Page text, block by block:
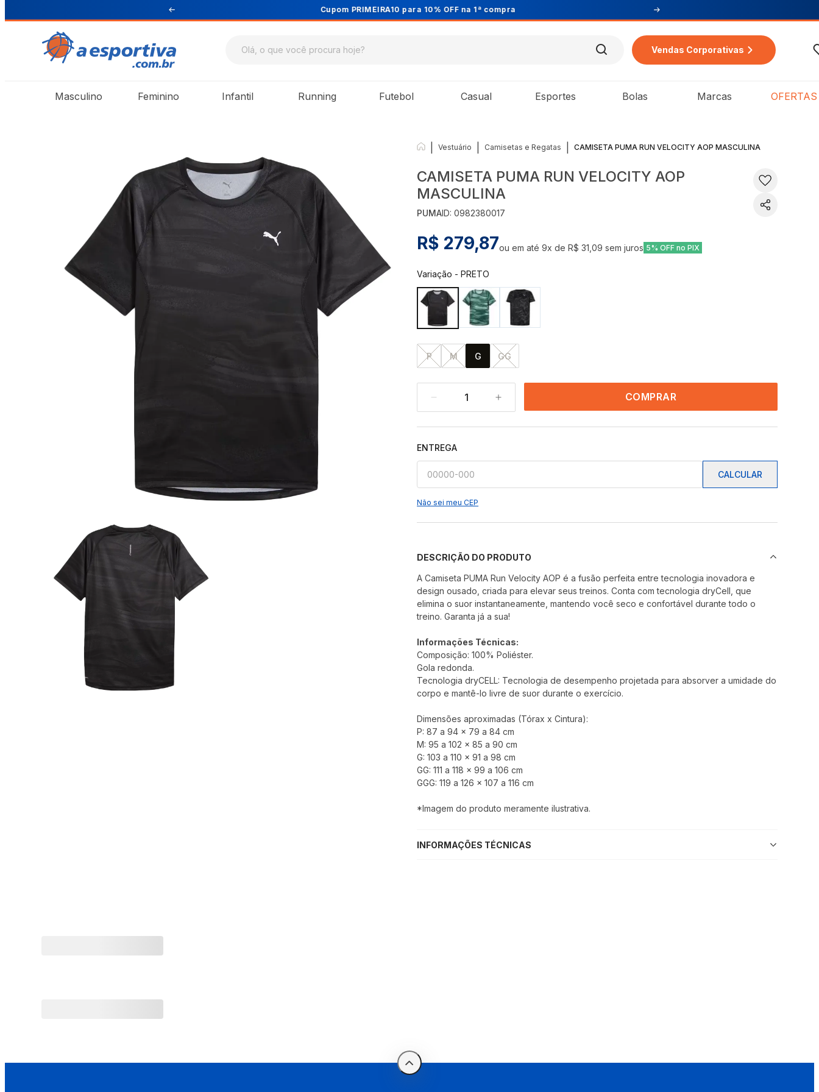
Cupom PRIMEIRA10 para 10% OFF na 1ª compra
Vendas Corporativas
Masculino Feminino Infantil Running Futebol Casual Esportes Bolas Marcas OFERTAS
Vestuário Camisetas e Regatas CAMISETA PUMA RUN VELOCITY AOP MASCULINA
CAMISETA PUMA RUN VELOCITY AOP
MASCULINA
PUMAID:0982380017
R$ 279,87ou em até9x deR$ 31,09 sem juros 5% OFF no PIX
Variação -PRETO
P M G GG
1 COMPRAR
ENTREGA
CALCULAR
Não sei meu CEP
DESCRIÇÃO DO PRODUTO
A Camiseta PUMA Run Velocity AOP é a fusão perfeita entre tecnologia inovadora e
design ousado, criada para elevar seus treinos. Conta com tecnologia dryCell, que
elimina o suor instantaneamente, mantendo você seco e confortável durante todo o
treino. Garanta já a sua!
Informações Técnicas:
Composição: 100% Poliéster.
Gola redonda.
Tecnologia dryCELL: Tecnologia de desempenho projetada para absorver a umidade do
corpo e mantê-lo livre de suor durante o exercício.
Dimensões aproximadas (Tórax x Cintura):
P: 87 a 94 x 79 a 84 cm
M: 95 a 102 x 85 a 90 cm
G: 103 a 110 x 91 a 98 cm
GG: 111 a 118 x 99 a 106 cm
GGG: 119 a 126 x 107 a 116 cm
*Imagem do produto meramente ilustrativa.
INFORMAÇÕES TÉCNICAS